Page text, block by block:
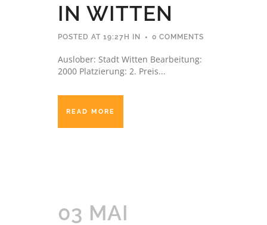
IN WITTEN
POSTED AT 19:27H IN 0 COMMENTS
Auslober: Stadt Witten Bearbeitung:
2000 Platzierung: 2. Preis...
READ MORE
03 MAI